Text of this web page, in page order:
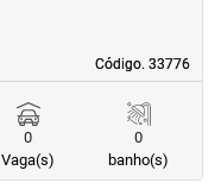
Código. 33776
Código. 33776
0
Vaga(s)
0
banho(s)